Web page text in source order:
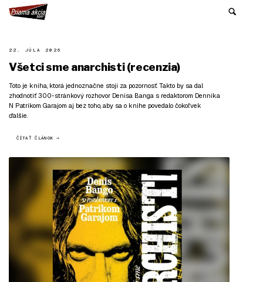
22. JÚLA 2026
Všetci sme anarchisti (recenzia)
Toto je kniha, ktorá jednoznačne stojí za pozornosť. Takto by sa dal
zhodnotiť 300-stránkový rozhovor Denisa Banga s redaktorom Denníka
N Patrikom Garajom aj bez toho, aby sa o knihe povedalo čokoľvek
ďalšie.
ČÍTAŤ ČLÁNOK →